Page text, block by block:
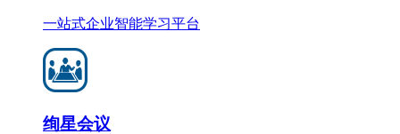
一站式企业智能学习平台
绚星会议